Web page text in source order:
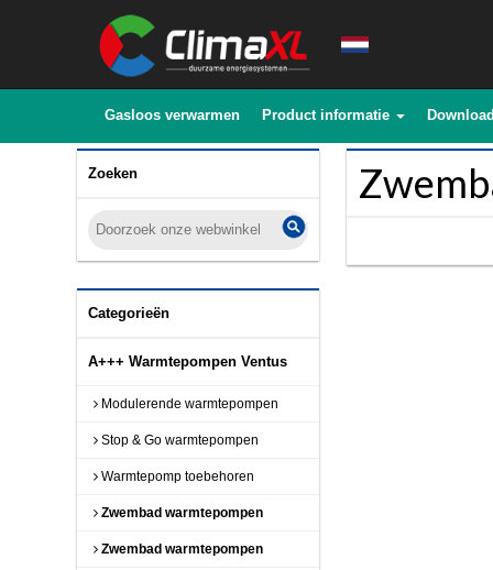
Gasloos verwarmen Product informatie
Zoeken
Categorieën
A+++ Warmtepompen Ventus
Modulerende warmtepompen
Stop & Go warmtepompen
Warmtepomp toebehoren
Zwembad warmtepompen
Zwembad warmtepompen